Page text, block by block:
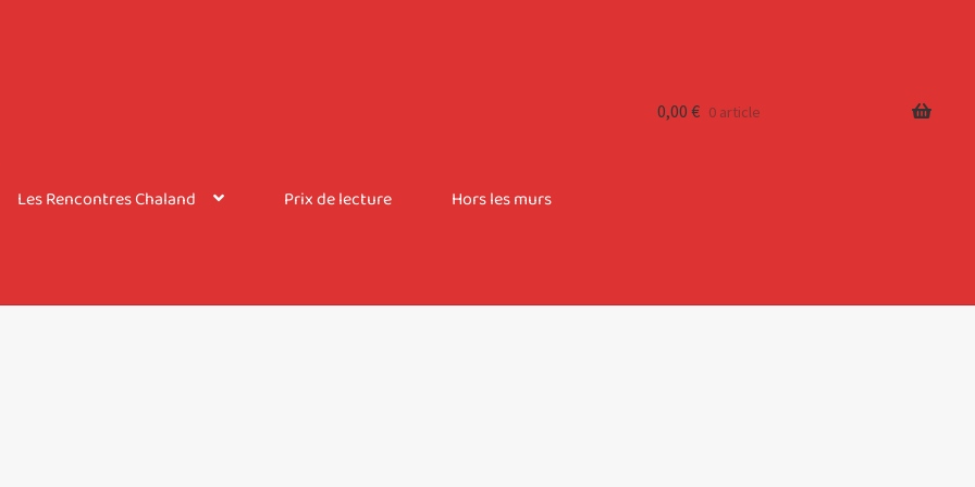
Les Rencontres Chaland Prix de lecture Hors les murs
0,00 € 0 article